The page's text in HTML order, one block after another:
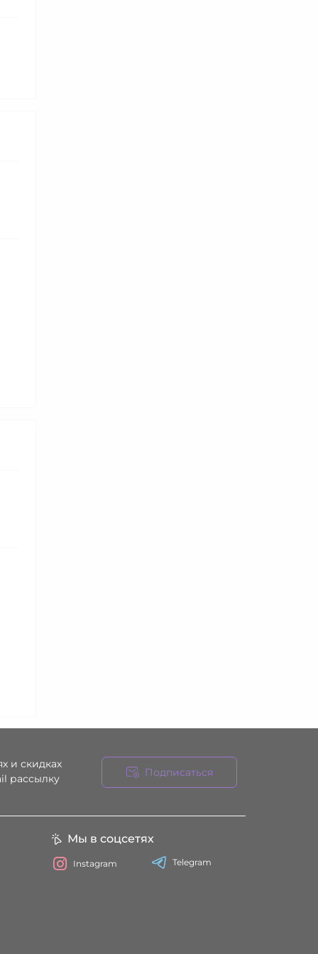
и скидках
рассылку
Подписаться
Мы в соцсетях
Instagram Telegram